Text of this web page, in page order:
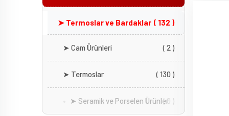
➤ Termoslar ve Bardaklar ( 132 )
➤ Cam Ürünleri ( 2 )
➤ Termoslar ( 130 )
➤ Seramik ve Porselen Ürünler( 0 )